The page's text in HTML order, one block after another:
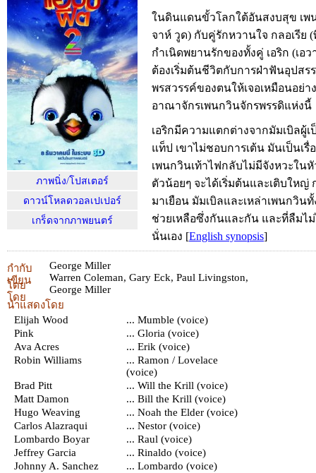
ภาพนิ่ง/โปสเตอร์
ดาวน์โหลดวอลเปเปอร์
เกร็ดจากภาพยนตร์
ในดินแดนขั้วโลกใต้อันสงบสุข เพ
จาห์ วูด) กับคู่รักหวานใจ กลอเรีย
กำเนิดพยานรักของทั้งคู่ เอริก (เอ
ต้องเริ่มต้นชีวิตกับการฝ่าฟันอุปสร
พรสวรรค์ของตนให้เจอเหมือนอย่
อาณาจักรเพนกวินจักรพรรดิแห่งนี้
เอริกมีความแตกต่างจากมัมเบิลผู้เ
แท็ป เขาไม่ชอบการเต้น มันเป็นเ
เพนกวินเท้าไฟกลับไม่มีจังหวะใน
ตัวน้อยๆ จะได้เริ่มต้นและเติบให
มาเยือน มัมเบิลและเหล่าเพนกวิน
ช่วยเหลือซึ่งกันและกัน และที่ลืมไ
นั่นเอง [English synopsis]
กำกับ
โดย
George Miller
เขียน
โดย
Warren Coleman, Gary Eck, Paul Livingston,
George Miller
นำแสดงโดย
Elijah Wood
... Mumble (voice)
Pink
... Gloria (voice)
Ava Acres
... Erik (voice)
Robin Williams
... Ramon / Lovelace
(voice)
Brad Pitt
... Will the Krill (voice)
Matt Damon
... Bill the Krill (voice)
Hugo Weaving
... Noah the Elder (voice)
Carlos Alazraqui
... Nestor (voice)
Lombardo Boyar
... Raul (voice)
Jeffrey Garcia
... Rinaldo (voice)
Johnny A. Sanchez
... Lombardo (voice)